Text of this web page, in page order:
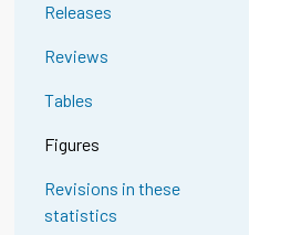
Releases
Reviews
Tables
Figures
Revisions in these
statistics